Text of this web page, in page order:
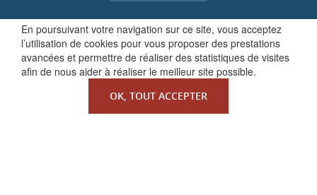
En poursuivant votre navigation sur ce site, vous acceptez
l’utilisation de cookies pour vous proposer des prestations
avancées et permettre de réaliser des statistiques de visites
afin de nous aider à réaliser le meilleur site possible.
OK, TOUT ACCEPTER